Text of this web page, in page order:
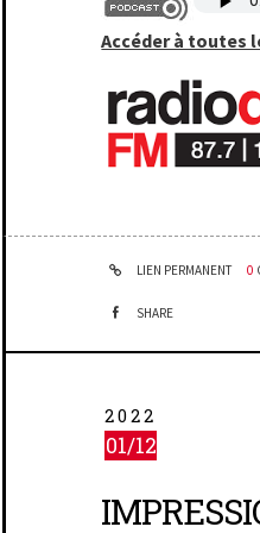
Accéder à toutes
LIEN PERMANENT 0
SHARE
2022
01/12